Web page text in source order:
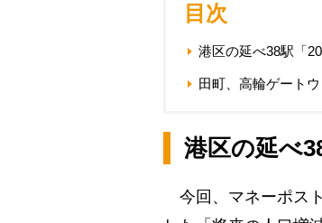
目次
港区の延べ38駅「
田町、高輪ゲート
港区の延べ
今回、マネーポス